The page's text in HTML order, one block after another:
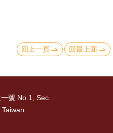
回上一頁
回最上面
號 No.1, Sec.